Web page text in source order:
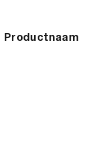
Productnaam